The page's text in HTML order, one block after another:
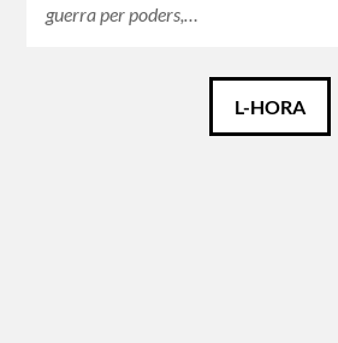
guerra per poders,…
L-HORA